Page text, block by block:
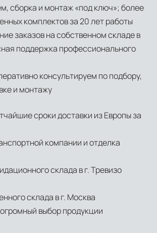
сборка и монтаж «под ключ»; более
комплектов за 20 лет работы
заказов на собственном складе в
поддержка профессионального
консультируем по подбору,
и монтажу
сроки доставки из Европы за
компании и отделка
склада в г. Тревизо
склада в г. Москва
выбор продукции